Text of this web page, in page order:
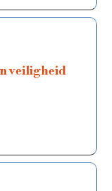
veiligheid